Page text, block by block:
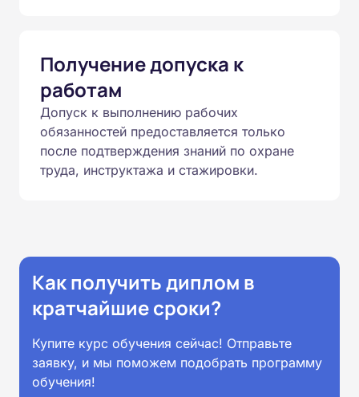
Получение допуска к
работам
Допуск к выполнению рабочих
обязанностей предоставляется только
после подтверждения знаний по охране
труда, инструктажа и стажировки.
Как получить диплом в
кратчайшие сроки?
Купите курс обучения сейчас! Отправьте
заявку, и мы поможем подобрать программу
обучения!